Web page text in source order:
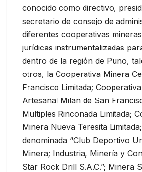
conocido como directivo,
secretario de consejo de
diferentes cooperativas
jurídicas instrumentalizadas
dentro de la región de Puno,
otros, la Cooperativa Minera
Francisco Limitada;
Artesanal Milan de San
Multiples Rinconada Limitada;
Minera Nueva Teresita
denominada “Club Deportivo
Minera; Industria, Minería y
Star Rock Drill S.A.C.”; Minera